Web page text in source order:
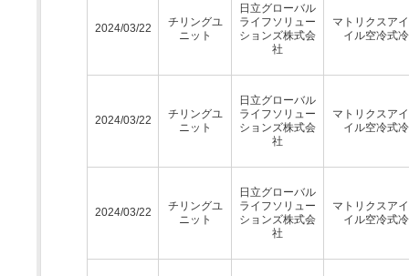
2024/03/22
チリングユ
ニット
日立グローバル
ライフソリュー
ションズ株式会
社
マトリクスア
イル空冷式
2024/03/22
チリングユ
ニット
日立グローバル
ライフソリュー
ションズ株式会
社
マトリクスア
イル空冷式
2024/03/22
チリングユ
ニット
日立グローバル
ライフソリュー
ションズ株式会
社
マトリクスア
イル空冷式